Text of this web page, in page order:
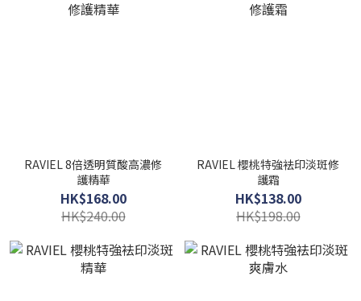
RAVIEL 8倍透明質酸高濃修
護精華
HK$168.00
HK$240.00
RAVIEL 櫻桃特強袪印淡斑修
護霜
HK$138.00
HK$198.00